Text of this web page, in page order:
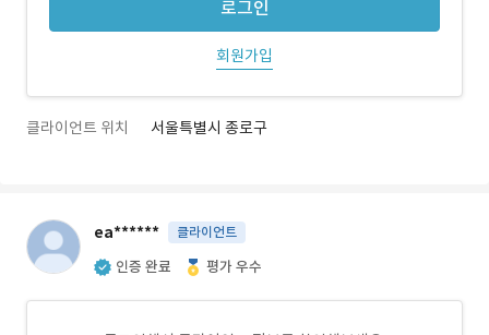
로그인
회원가입
클라이언트 위치 서울특별시 종로구
ea****** 클라이언트
인증 완료 평가 우수